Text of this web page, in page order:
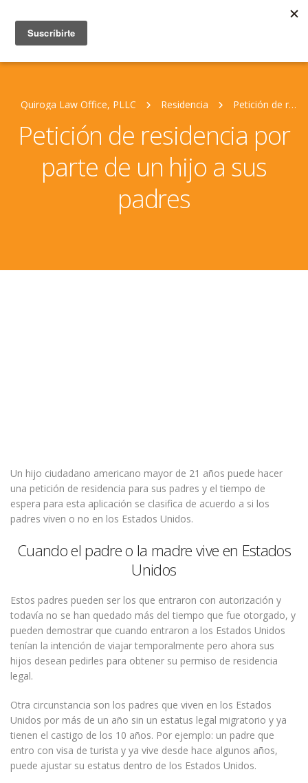
Quiroga Law Office, PLLC Residencia Petición de residencia por parte de un hijo a sus padres
Petición de residencia por
parte de un hijo a sus
padres
Un hijo ciudadano americano mayor de 21 años puede hacer
una petición de residencia para sus padres y el tiempo de
espera para esta aplicación se clasifica de acuerdo a si los
padres viven o no en los Estados Unidos.
Cuando el padre o la madre vive en Estados
Unidos
Estos padres pueden ser los que entraron con autorización y
todavía no se han quedado más del tiempo que fue otorgado, y
pueden demostrar que cuando entraron a los Estados Unidos
tenían la intención de viajar temporalmente pero ahora sus
hijos desean pedirles para obtener su permiso de residencia
legal.
Otra circunstancia son los padres que viven en los Estados
Unidos por más de un año sin un estatus legal migratorio y ya
tienen el castigo de los 10 años. Por ejemplo: un padre que
entro con visa de turista y ya vive desde hace algunos años,
puede ajustar su estatus dentro de los Estados Unidos.